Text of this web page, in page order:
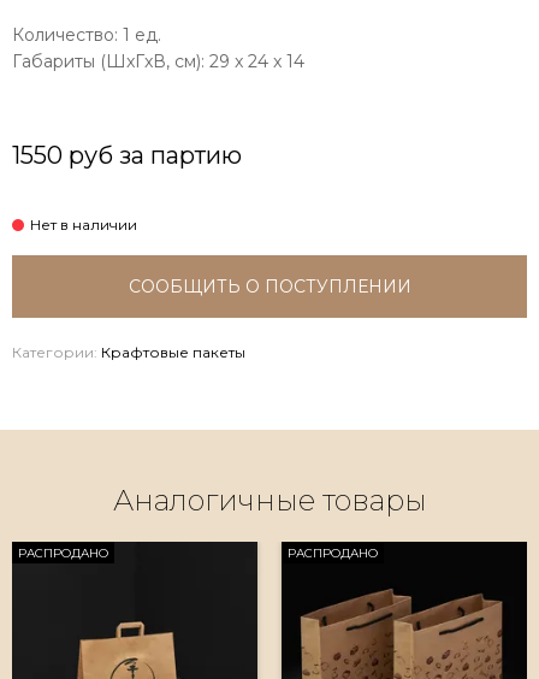
Количество: 1 ед.
Габариты (ШxГxВ, см): 29 x 24 x 14
1550 руб за партию
СООБЩИТЬ О ПОСТУПЛЕНИИ
Категории: Крафтовые пакеты
Аналогичные товары
РАСПРОДАНО РАСПРОДАНО